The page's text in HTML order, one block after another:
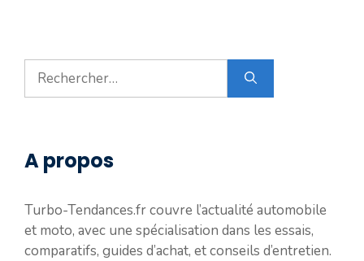
Rechercher :
A propos
Turbo-Tendances.fr couvre l’actualité automobile
et moto, avec une spécialisation dans les essais,
comparatifs, guides d’achat, et conseils d’entretien.